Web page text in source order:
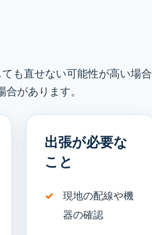
も直せない可能性が高い場合
があります。
出張が必要な
こと
現地の配線や機
器の確認